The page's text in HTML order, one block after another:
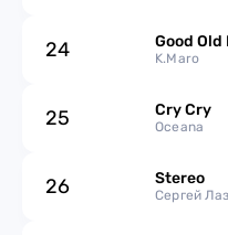
24 Good Old
K.Maro
25 Cry Cry
Oceana
26 Stereo
Сергей